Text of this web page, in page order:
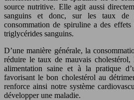
source nutritive. Elle agit aussi
sanguins et donc, sur les taux de
consommation de spiruline a des
triglycérides sanguins.
D’une manière générale, la
réduire le taux de mauvais cholestérol,
alimentation saine et à la pratique
favorisant le bon cholestérol au
renforce ainsi notre système
développer une maladie.